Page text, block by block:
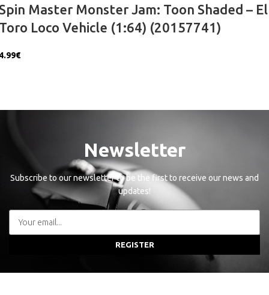
Master Monster Jam: Toon Shaded – El
Loco Vehicle (1:64) (20157741)
€
Newsletter
Subscribe to our newsletter to be the first to receive our news and
updates!
REGISTER